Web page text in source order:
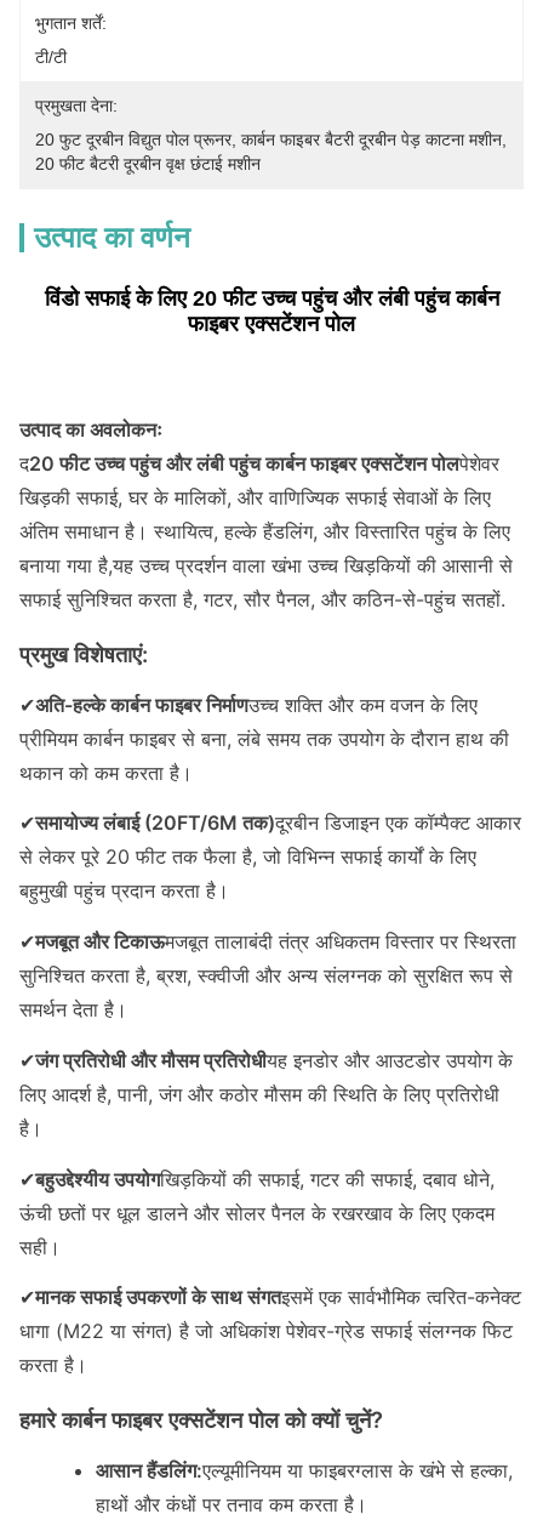
भुगतान शर्तें:
टी/टी
प्रमुखता देना:
20 फुट दूरबीन विद्युत पोल प्रूनर, कार्बन फाइबर बैटरी दूरबीन पेड़ काटना मशीन
20 फीट बैटरी दूरबीन वृक्ष छंटाई मशीन
उत्पाद का वर्णन
विंडो सफाई के लिए 20 फीट उच्च पहुंच और लंबी पहुंच कार्बन
फाइबर एक्सटेंशन पोल
उत्पाद का अवलोकनः
द20 फीट उच्च पहुंच और लंबी पहुंच कार्बन फाइबर एक्सटेंशन पोलपेशेवर
खिड़की सफाई, घर के मालिकों, और वाणिज्यिक सफाई सेवाओं के लिए
अंतिम समाधान है। स्थायित्व, हल्के हैंडलिंग, और विस्तारित पहुंच के लिए
बनाया गया है,यह उच्च प्रदर्शन वाला खंभा उच्च खिड़कियों की आसानी से
सफाई सुनिश्चित करता है, गटर, सौर पैनल, और कठिन-से-पहुंच सतहों.
प्रमुख विशेषताएं:
✔अति-हल्के कार्बन फाइबर निर्माणउच्च शक्ति और कम वजन के लिए
प्रीमियम कार्बन फाइबर से बना, लंबे समय तक उपयोग के दौरान हाथ की
थकान को कम करता है।
✔समायोज्य लंबाई (20FT/6M तक)दूरबीन डिजाइन एक कॉम्पैक्ट आकार
से लेकर पूरे 20 फीट तक फैला है, जो विभिन्न सफाई कार्यों के लिए
बहुमुखी पहुंच प्रदान करता है।
✔मजबूत और टिकाऊमजबूत तालाबंदी तंत्र अधिकतम विस्तार पर स्थिरता
सुनिश्चित करता है, ब्रश, स्क्वीजी और अन्य संलग्नक को सुरक्षित रूप से
समर्थन देता है।
✔जंग प्रतिरोधी और मौसम प्रतिरोधीयह इनडोर और आउटडोर उपयोग के
लिए आदर्श है, पानी, जंग और कठोर मौसम की स्थिति के लिए प्रतिरोधी
है।
✔बहुउद्देश्यीय उपयोगखिड़कियों की सफाई, गटर की सफाई, दबाव धोने,
ऊंची छतों पर धूल डालने और सोलर पैनल के रखरखाव के लिए एकदम
सही।
✔मानक सफाई उपकरणों के साथ संगतइसमें एक सार्वभौमिक त्वरित-कनेक्ट
धागा (M22 या संगत) है जो अधिकांश पेशेवर-ग्रेड सफाई संलग्नक फिट
करता है।
हमारे कार्बन फाइबर एक्सटेंशन पोल को क्यों चुनें?
आसान हैंडलिंग:एल्यूमीनियम या फाइबरग्लास के खंभे से हल्का,
हाथों और कंधों पर तनाव कम करता है।